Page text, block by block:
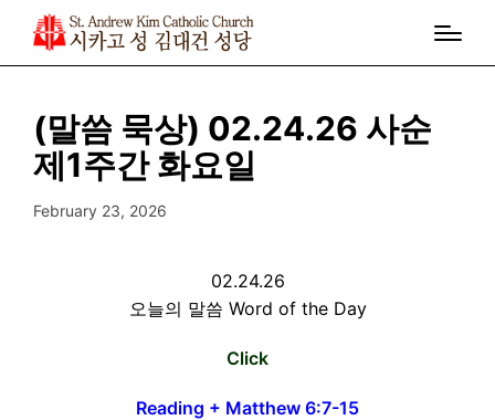
(말씀 묵상) 02.24.26 사순
제1주간 화요일
February 23, 2026
02.24.26
오늘의 말씀 Word of the Day
Click
Reading + Matthew 6:7-15